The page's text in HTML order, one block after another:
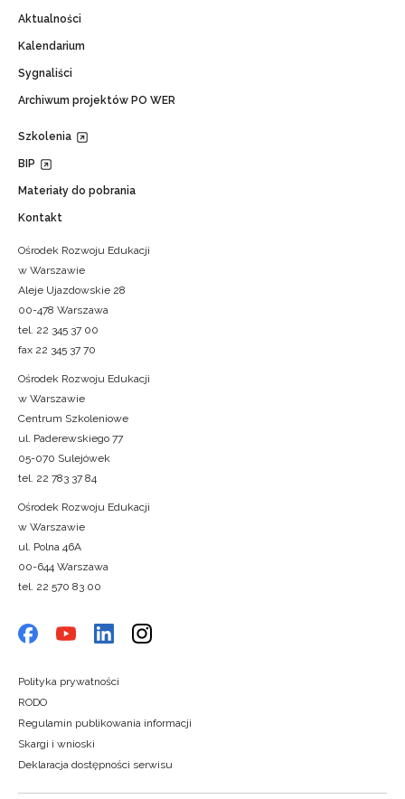
Aktualności
Kalendarium
Sygnaliści
Archiwum projektów PO WER
Szkolenia
BIP
Materiały do pobrania
Kontakt
Ośrodek Rozwoju Edukacji
w Warszawie
Aleje Ujazdowskie 28
00-478 Warszawa
tel. 22 345 37 00
fax 22 345 37 70
Ośrodek Rozwoju Edukacji
w Warszawie
Centrum Szkoleniowe
ul. Paderewskiego 77
05-070 Sulejówek
tel. 22 783 37 84
Ośrodek Rozwoju Edukacji
w Warszawie
ul. Polna 46A
00-644 Warszawa
tel. 22 570 83 00
Polityka prywatności
RODO
Regulamin publikowania informacji
Skargi i wnioski
Deklaracja dostępności serwisu